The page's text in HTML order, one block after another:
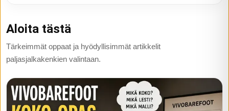
Aloita tästä
Tärkeimmät oppaat ja hyödyllisimmät artikkelit
paljasjalkakenkien valintaan.